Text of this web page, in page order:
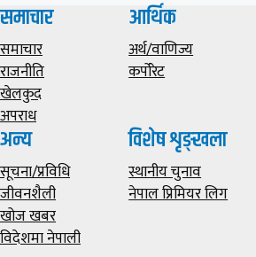
समाचार
समाचार
राजनीति
खेलकुद
अपराध
आर्थिक
अर्थ/वाणिज्य
कर्पोरेट
अन्य
सूचना/प्रविधि
जीवनशैली
खोज खबर
विदेशमा नेपाली
विशेष शृङ्खला
स्थानीय चुनाव
नेपाल प्रिमियर लिग